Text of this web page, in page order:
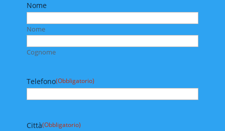
Nome
Nome
Cognome
Telefono(Obbligatorio)
Città(Obbligatorio)